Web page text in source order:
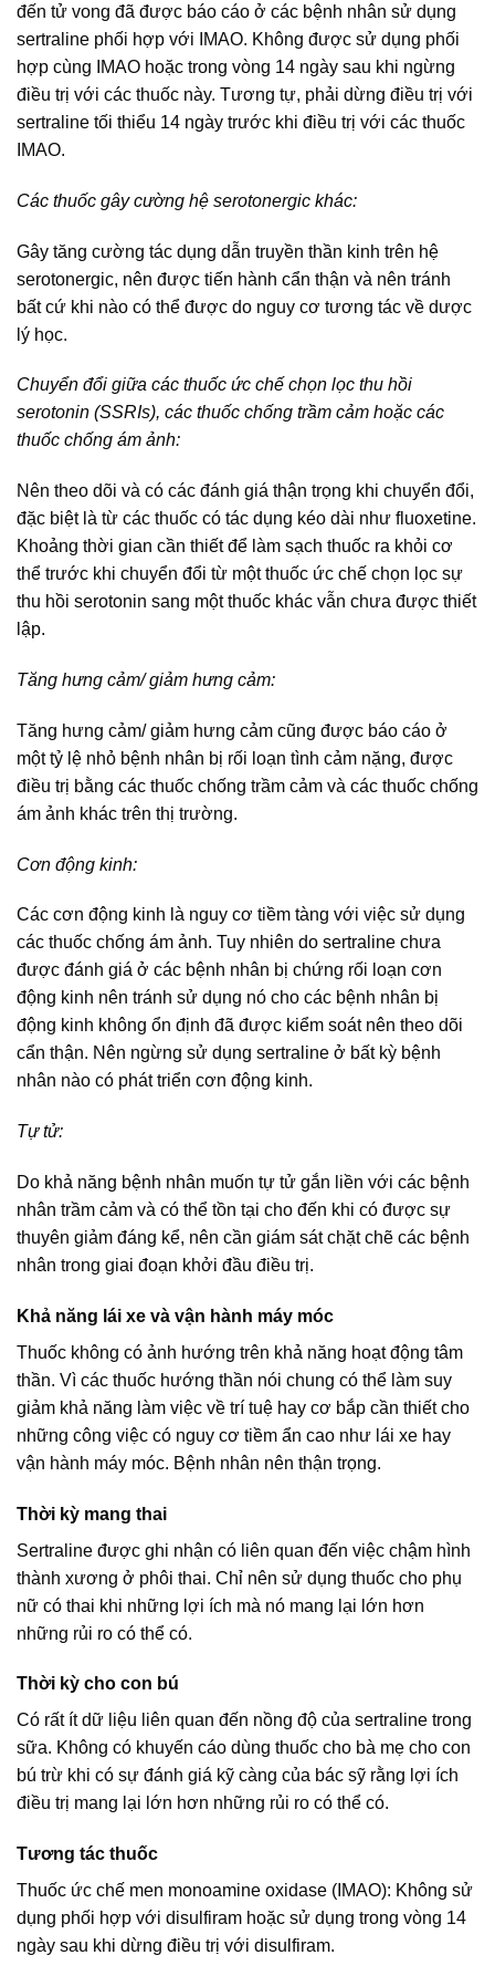
đến tử vong đã được báo cáo ở các bệnh nhân sử dụng
sertraline phối hợp với IMAO. Không được sử dụng phối
hợp cùng IMAO hoặc trong vòng 14 ngày sau khi ngừng
điều trị với các thuốc này. Tương tự, phải dừng điều trị với
sertraline tối thiểu 14 ngày trước khi điều trị với các thuốc
IMAO.
Các thuốc gây cường hệ serotonergic khác:
Gây tăng cường tác dụng dẫn truyền thần kinh trên hệ
serotonergic, nên được tiến hành cẩn thận và nên tránh
bất cứ khi nào có thể được do nguy cơ tương tác về dược
lý học.
Chuyển đổi giữa các thuốc ức chế chọn lọc thu hồi
serotonin (SSRIs), các thuốc chống trầm cảm hoặc các
thuốc chống ám ảnh:
Nên theo dõi và có các đánh giá thận trọng khi chuyển đổi,
đặc biệt là từ các thuốc có tác dụng kéo dài như fluoxetine.
Khoảng thời gian cần thiết để làm sạch thuốc ra khỏi cơ
thể trước khi chuyển đổi từ một thuốc ức chế chọn lọc sự
thu hồi serotonin sang một thuốc khác vẫn chưa được thiết
lập.
Tăng hưng cảm/ giảm hưng cảm:
Tăng hưng cảm/ giảm hưng cảm cũng được báo cáo ở
một tỷ lệ nhỏ bệnh nhân bị rối loạn tình cảm nặng, được
điều trị bằng các thuốc chống trầm cảm và các thuốc chống
ám ảnh khác trên thị trường.
Cơn động kinh:
Các cơn động kinh là nguy cơ tiềm tàng với việc sử dụng
các thuốc chống ám ảnh. Tuy nhiên do sertraline chưa
được đánh giá ở các bệnh nhân bị chứng rối loạn cơn
động kinh nên tránh sử dụng nó cho các bệnh nhân bị
động kinh không ổn định đã được kiểm soát nên theo dõi
cẩn thận. Nên ngừng sử dụng sertraline ở bất kỳ bệnh
nhân nào có phát triển cơn động kinh.
Tự tử:
Do khả năng bệnh nhân muốn tự tử gắn liền với các bệnh
nhân trầm cảm và có thể tồn tại cho đến khi có được sự
thuyên giảm đáng kể, nên cần giám sát chặt chẽ các bệnh
nhân trong giai đoạn khởi đầu điều trị.
Khả năng lái xe và vận hành máy móc
Thuốc không có ảnh hướng trên khả năng hoạt động tâm
thần. Vì các thuốc hướng thần nói chung có thể làm suy
giảm khả năng làm việc về trí tuệ hay cơ bắp cần thiết cho
những công việc có nguy cơ tiềm ẩn cao như lái xe hay
vận hành máy móc. Bệnh nhân nên thận trọng.
Thời kỳ mang thai
Sertraline được ghi nhận có liên quan đến việc chậm hình
thành xương ở phôi thai. Chỉ nên sử dụng thuốc cho phụ
nữ có thai khi những lợi ích mà nó mang lại lớn hơn
những rủi ro có thể có.
Thời kỳ cho con bú
Có rất ít dữ liệu liên quan đến nồng độ của sertraline trong
sữa. Không có khuyến cáo dùng thuốc cho bà mẹ cho con
bú trừ khi có sự đánh giá kỹ càng của bác sỹ rằng lợi ích
điều trị mang lại lớn hơn những rủi ro có thể có.
Tương tác thuốc
Thuốc ức chế men monoamine oxidase (IMAO): Không sử
dụng phối hợp với disulfiram hoặc sử dụng trong vòng 14
ngày sau khi dừng điều trị với disulfiram.